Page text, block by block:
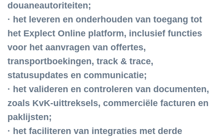
douaneautoriteiten;
· het leveren en onderhouden van toegang tot
het Explect Online platform, inclusief functies
voor het aanvragen van offertes,
transportboekingen, track & trace,
statusupdates en communicatie;
· het valideren en controleren van documenten,
zoals KvK-uittreksels, commerciële facturen en
paklijsten;
· het faciliteren van integraties met derde